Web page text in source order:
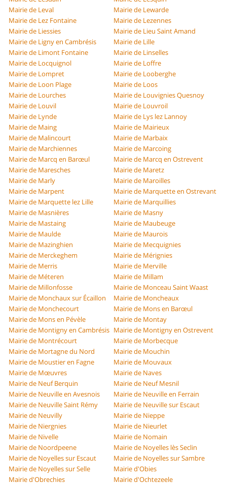
Mairie de Leval
Mairie de Lewarde
Mairie de Lez Fontaine
Mairie de Lezennes
Mairie de Liessies
Mairie de Lieu Saint Amand
Mairie de Ligny en Cambrésis
Mairie de Lille
Mairie de Limont Fontaine
Mairie de Linselles
Mairie de Locquignol
Mairie de Loffre
Mairie de Lompret
Mairie de Looberghe
Mairie de Loon Plage
Mairie de Loos
Mairie de Lourches
Mairie de Louvignies Quesnoy
Mairie de Louvil
Mairie de Louvroil
Mairie de Lynde
Mairie de Lys lez Lannoy
Mairie de Maing
Mairie de Mairieux
Mairie de Malincourt
Mairie de Marbaix
Mairie de Marchiennes
Mairie de Marcoing
Mairie de Marcq en Barœul
Mairie de Marcq en Ostrevent
Mairie de Maresches
Mairie de Maretz
Mairie de Marly
Mairie de Maroilles
Mairie de Marpent
Mairie de Marquette en Ostrevant
Mairie de Marquette lez Lille
Mairie de Marquillies
Mairie de Masnières
Mairie de Masny
Mairie de Mastaing
Mairie de Maubeuge
Mairie de Maulde
Mairie de Maurois
Mairie de Mazinghien
Mairie de Mecquignies
Mairie de Merckeghem
Mairie de Mérignies
Mairie de Merris
Mairie de Merville
Mairie de Méteren
Mairie de Millam
Mairie de Millonfosse
Mairie de Monceau Saint Waast
Mairie de Monchaux sur Écaillon
Mairie de Moncheaux
Mairie de Monchecourt
Mairie de Mons en Barœul
Mairie de Mons en Pévèle
Mairie de Montay
Mairie de Montigny en Cambrésis Mairie de Montigny en Ostrevent
Mairie de Montrécourt
Mairie de Morbecque
Mairie de Mortagne du Nord
Mairie de Mouchin
Mairie de Moustier en Fagne
Mairie de Mouvaux
Mairie de Mœuvres
Mairie de Naves
Mairie de Neuf Berquin
Mairie de Neuf Mesnil
Mairie de Neuville en Avesnois
Mairie de Neuville en Ferrain
Mairie de Neuville Saint Rémy
Mairie de Neuville sur Escaut
Mairie de Neuvilly
Mairie de Nieppe
Mairie de Niergnies
Mairie de Nieurlet
Mairie de Nivelle
Mairie de Nomain
Mairie de Noordpeene
Mairie de Noyelles lès Seclin
Mairie de Noyelles sur Escaut
Mairie de Noyelles sur Sambre
Mairie de Noyelles sur Selle
Mairie d'Obies
Mairie d'Obrechies
Mairie d'Ochtezeele